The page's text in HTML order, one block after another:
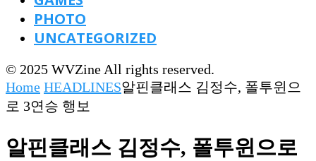
PHOTO
UNCATEGORIZED
© 2025 WVZine All rights reserved.
Home HEADLINES알핀클래스 김정수, 폴투윈으
로 3연승 행보
알핀클래스 김정수, 폴투윈으로